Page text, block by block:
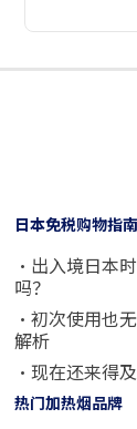
2 3
日本免税购物指南
・出入境日本
吗？
・初次使用也
解析
・现在还来得
热门加热烟品牌